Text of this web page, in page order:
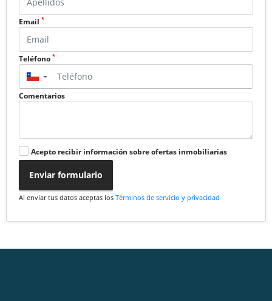
Email *
Teléfono *
▼
Comentarios
Acepto recibir información sobre ofertas inmobiliarias
Enviar formulario
Al enviar tus datos aceptas los Términos de servicio y privacidad